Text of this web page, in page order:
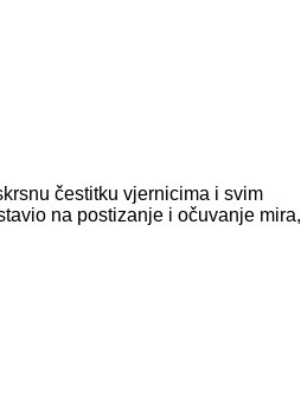
čestitku vjernicima i svim
na postizanje i očuvanje mira,